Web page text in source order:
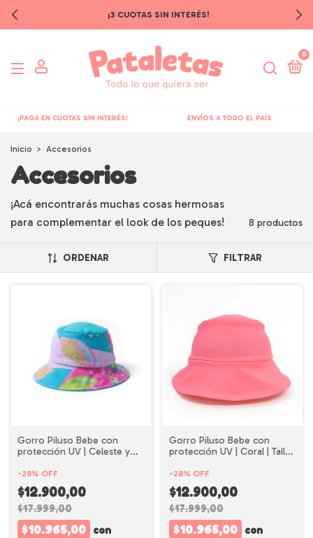
¡3 CUOTAS SIN INTERÉS!
0
¡PAGÁ EN CUOTAS SIN INTERÉS! ENVÍOS A TODO EL PAÍS
Inicio > Accesorios
Accesorios
¡Acá encontrarás muchas cosas hermosas
para complementar el look de los peques!
8 productos
ORDENAR FILTRAR
Gorro Piluso Bebe con
protección UV | Celeste y
-28% OFF
$12.900,00
$17.999,00
$10.965,00
con
Gorro Piluso Bebe con
protección UV | Coral | Talle
-28% OFF
$12.900,00
$17.999,00
$10.965,00
con